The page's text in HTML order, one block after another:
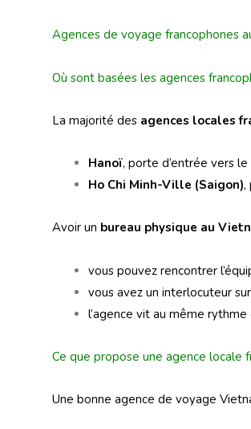
Agences de voyage francophones
Où sont basées les agences
La majorité des agences locales
Hanoï, porte d’entrée vers
Ho Chi Minh-Ville (Saigon),
Avoir un bureau physique au
vous pouvez rencontrer
vous avez un interlocuteur
l’agence vit au même
Ce que propose une agence locale
Une bonne agence de voyage